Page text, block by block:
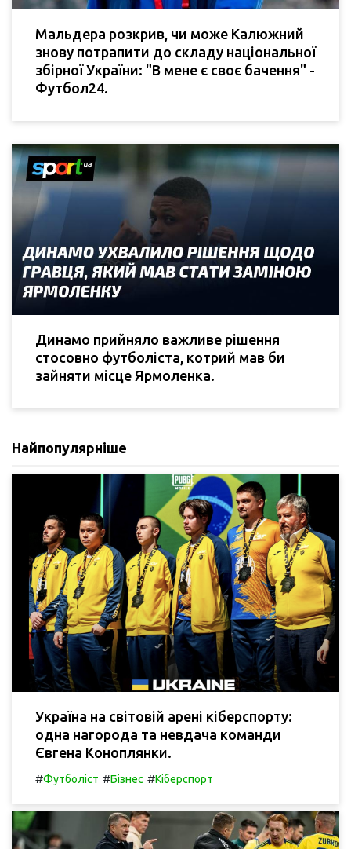
Мальдера розкрив, чи може Калюжний
знову потрапити до складу національної
збірної України: "В мене є своє бачення" -
Футбол24.
Динамо прийняло важливе рішення
стосовно футболіста, котрий мав би
зайняти місце Ярмоленка.
Найпопулярніше
Україна на світовій арені кіберспорту:
одна нагорода та невдача команди
Євгена Коноплянки.
#Футболіст #Бізнес #Кіберспорт